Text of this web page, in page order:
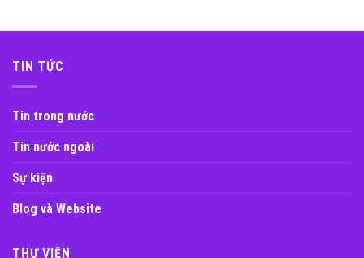
TIN TỨC
Tin trong nước
Tin nước ngoài
Sự kiện
Blog và Website
THƯ VIỆN